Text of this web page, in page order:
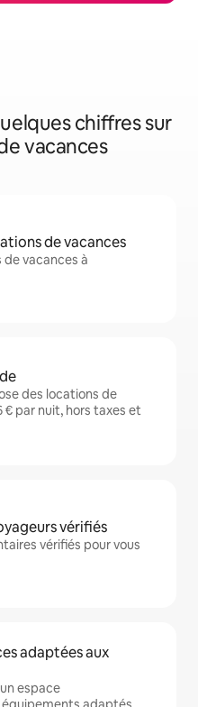
chiffres sur
vacances
de vacances
de vacances à
des locations de
par nuit, hors taxes et
vérifiés
vérifiés pour vous
adaptées aux
espace